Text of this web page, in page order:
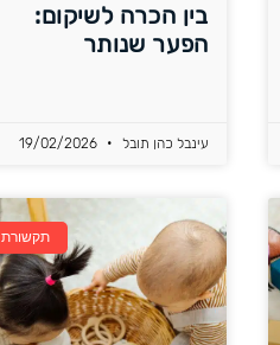
בין הכרה לשיקום:
הפער שנותר
עינבל כהן תובל 19/02/2026
תקשורת